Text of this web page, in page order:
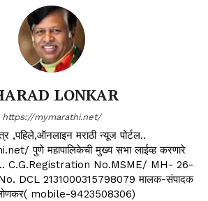
LONKAR
https://mymarathi.net/
,पहिले,ऑनलाइन मराठी न्यूज पोर्टल..
पुणे महापालिकेची मुख्य सभा लाईव्ह करणारे
.. C.G.Registration No.MSME/ MH- 26-
DCL 2131000315798079 मालक-संपादक
mobile-9423508306)